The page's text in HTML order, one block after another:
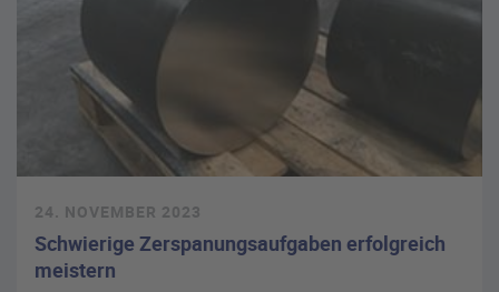
24. NOVEMBER 2023
Schwierige Zerspanungsaufgaben erfolgreich
meistern